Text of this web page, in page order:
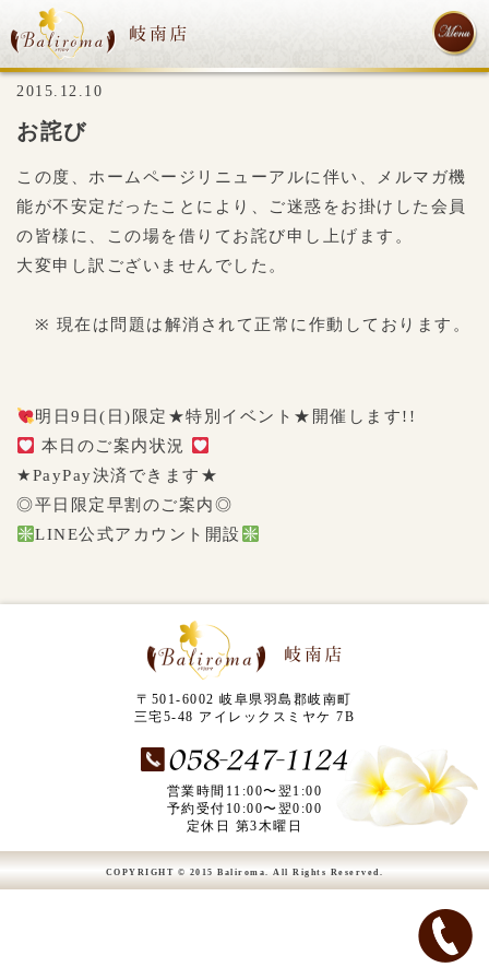
2015.12.10
お詫び
この度、ホームページリニューアルに伴い、メルマガ機
能が不安定だったことにより、ご迷惑をお掛けした会員
の皆様に、この場を借りてお詫び申し上げます。
大変申し訳ございませんでした。
※ 現在は問題は解消されて正常に作動しております。
明日9日(日)限定★特別イベント★開催します!!
本日のご案内状況
★PayPay決済できます★
◎平日限定早割のご案内◎
LINE公式アカウント開設
〒501-6002 岐阜県羽島郡岐南町
三宅5-48 アイレックスミヤケ 7B
営業時間11:00〜翌1:00
予約受付10:00〜翌0:00
定休日 第3木曜日
COPYRIGHT © 2015 Baliroma. All Rights Reserved.